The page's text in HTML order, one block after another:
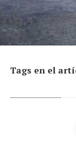
Tags en el